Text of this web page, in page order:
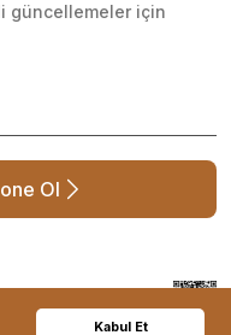
Kabul Et
güncellemeler için
Ol